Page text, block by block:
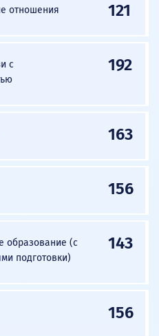
отношения 121
с
192
163
156
образование (с
подготовки)
143
156